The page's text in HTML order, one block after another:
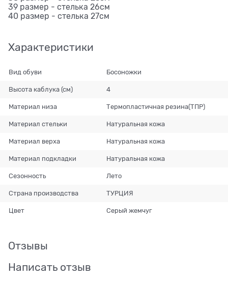
39 размер - стелька 26см
40 размер - стелька 27см
Характеристики
Вид обуви Босоножки
Высота каблука (см) 4
Материал низа Термопластичная резина(ТПР)
Материал стельки Натуральная кожа
Материал верха Натуральная кожа
Материал подкладки Натуральная кожа
Сезонность Лето
Страна производства ТУРЦИЯ
Цвет Серый жемчуг
Отзывы
Написать отзыв